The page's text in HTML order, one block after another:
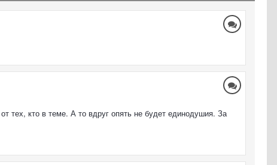
тех, кто в теме. А то вдруг опять не будет единодушия. За